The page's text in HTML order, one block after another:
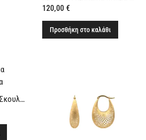
120,00 €
Προσθήκη στο καλάθι
Χρυσά 14Κ Δίχρωμα Σκουλαρίκια Κρικάκια